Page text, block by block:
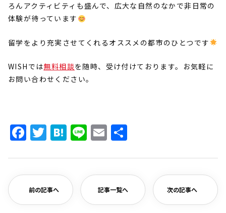
ろんアクティビティも盛んで、広大な自然のなかで非日常の
体験が待っています
留学をより充実させてくれるオススメの都市のひとつです
WISH では無料相談を随時、受け付けております。お気軽に
お問い合わせください。
Facebook
Twitter
Hatena
LineEmail
前の記事へ 記事一覧へ 次の記事へ